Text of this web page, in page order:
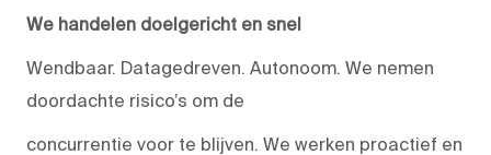
We handelen doelgericht en snel
Wendbaar. Datagedreven. Autonoom. We nemen
doordachte risico’s om de
concurrentie voor te blijven. We werken proactief en